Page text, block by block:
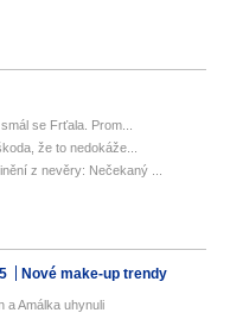
se Frťala. Prom...
že to nedokáže...
z nevěry: Nečekaný ...
Nové make-up trendy
a Amálka uhynuli